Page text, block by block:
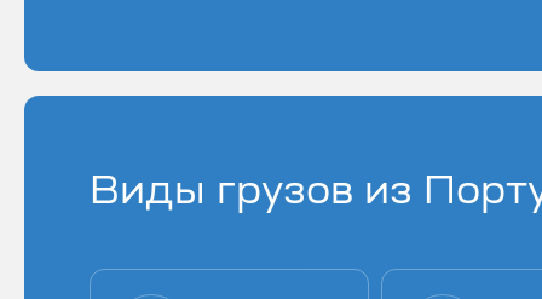
Виды грузов из